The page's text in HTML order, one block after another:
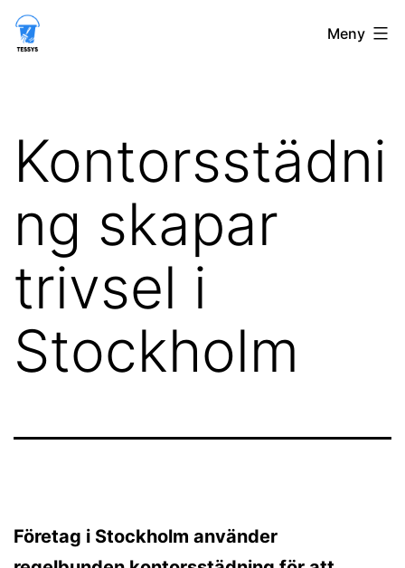
Hoppa
tilltessys.se Meny
Kontorsstädni
ng skapar
trivsel i
Stockholm
Företag i Stockholm använder